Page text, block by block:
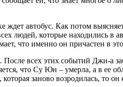
автобус. Как потом
людей, которые находились
что именно он причастен в
всех этих событий Джи-а
что Су Юн – умерла, а в ее
заново возродилась, то он